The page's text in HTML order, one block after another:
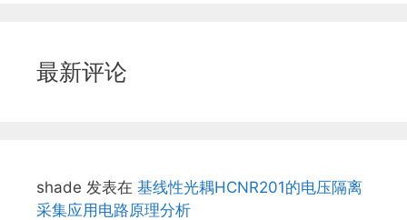
最新评论
shade 发表在 基线性光耦HCNR201的电压隔离
采集应用电路原理分析